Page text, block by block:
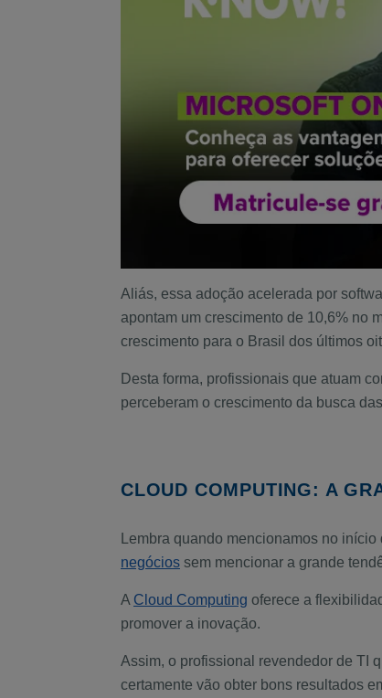
Aliás, essa adoção acelerada por
apontam um crescimento de 10,6% no
crescimento para o Brasil dos últimos
Desta forma, profissionais que atuam
perceberam o crescimento da busca
CLOUD COMPUTING: A
Lembra quando mencionamos no
negócios sem mencionar a grande
A Cloud Computing oferece a
promover a inovação.
Assim, o profissional revendedor de TI
certamente vão obter bons resultados